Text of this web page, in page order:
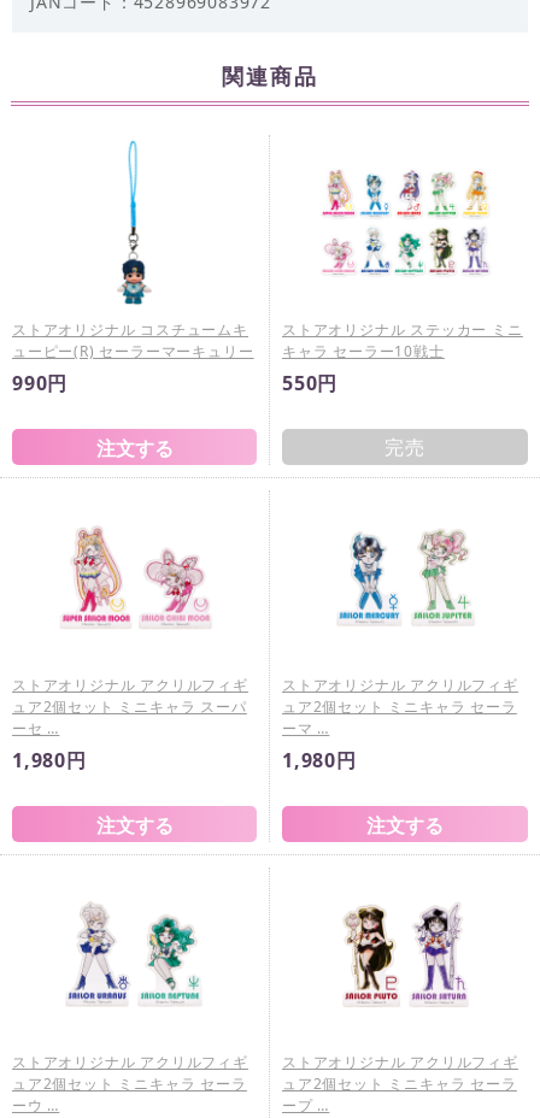
関連商品
ストアオリジナル コスチュームキ
ューピー(R) セーラーマーキュリー
990円
ストアオリジナル ステッカー ミニ
キャラ セーラー10戦士
550円
完売
ストアオリジナル アクリルフィギ
ュア2個セット ミニキャラ スーパ
ーセ …
1,980円
ストアオリジナル アクリルフィギ
ュア2個セット ミニキャラ セーラ
ーマ …
1,980円
ストアオリジナル アクリルフィギ
ュア2個セット ミニキャラ セーラ
ーウ …
ストアオリジナル アクリルフィギ
ュア2個セット ミニキャラ セーラ
ープ …